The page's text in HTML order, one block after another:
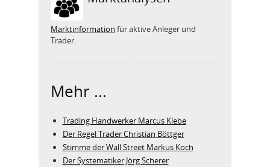
Marktinformation für aktive Anleger und
Trader.
Mehr ...
Trading Handwerker Marcus Klebe
Der Regel Trader Christian Böttger
Stimme der Wall Street Markus Koch
Der Systematiker Jörg Scherer